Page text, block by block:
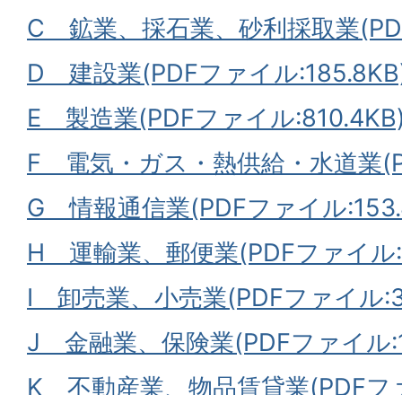
C 鉱業、採石業、砂利採取業
D 建設業(PDFファイル
E 製造業(PDFファイル
F 電気・ガス・熱供給・水道業
G 情報通信業(PDFファイル
H 運輸業、郵便業(PDFファイル
I 卸売業、小売業(PDFファイル
J 金融業、保険業(PDFファイル
K 不動産業、物品賃貸業(PDFフ